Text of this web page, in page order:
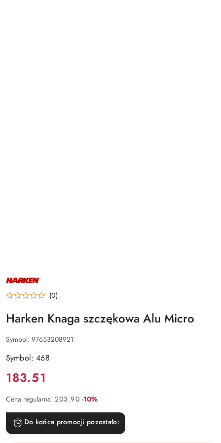
NAZWA
PRODUCENTA:
HARKEN (0)
Harken Knaga szczękowa Alu Micro
Symbol: 97653208921
Symbol: 468
Cena:
183.51
Cena regularna: 203.90 Rabat:
-10%
Do końca promocji pozostało: